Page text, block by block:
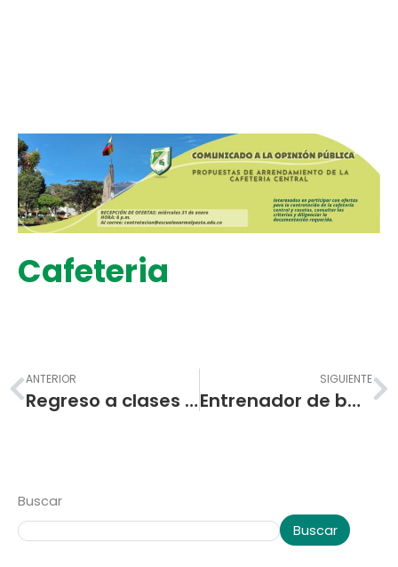
Cafeteria
Prev
ANTERIOR
Regreso a clases 2024
SIGUIENTE
Entrenador de baloncesto
Buscar
Buscar